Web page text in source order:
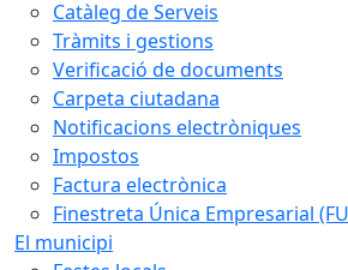
Catàleg de Serveis
Tràmits i gestions
Verificació de documents
Carpeta ciutadana
Notificacions electròniques
Impostos
Factura electrònica
Finestreta Única Empresarial
El municipi